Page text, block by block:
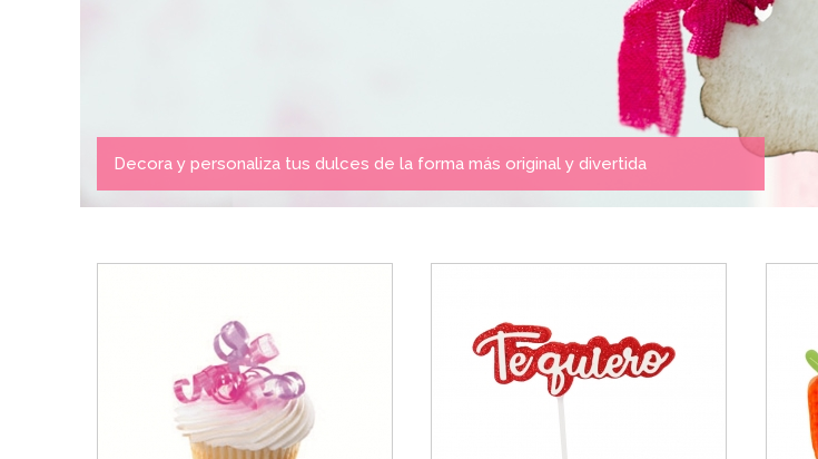
Decora y personaliza tus dulces de la forma más original y divertida